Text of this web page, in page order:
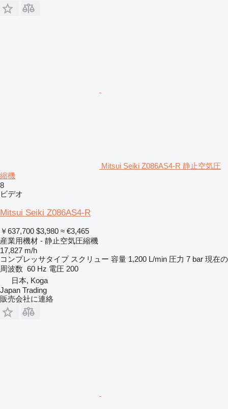
Mitsui Seiki Z086AS4-R 静止空気圧
縮機
8
ビデオ
Mitsui Seiki Z086AS4-R
￥637,700 $3,980 ≈ €3,465
産業用機材 - 静止空気圧縮機
17,827 m/h
コンプレッサタイプ スクリュー 容量 1,200 L/min 圧力 7 bar 現在の
周波数 60 Hz 電圧 200
日本, Koga
Japan Trading
販売会社に連絡